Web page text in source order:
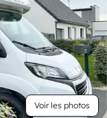
Voir les photos